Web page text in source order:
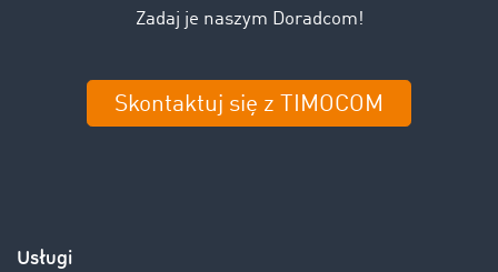
Zadaj je naszym Doradcom!
Skontaktuj się z TIMOCOM
Usługi